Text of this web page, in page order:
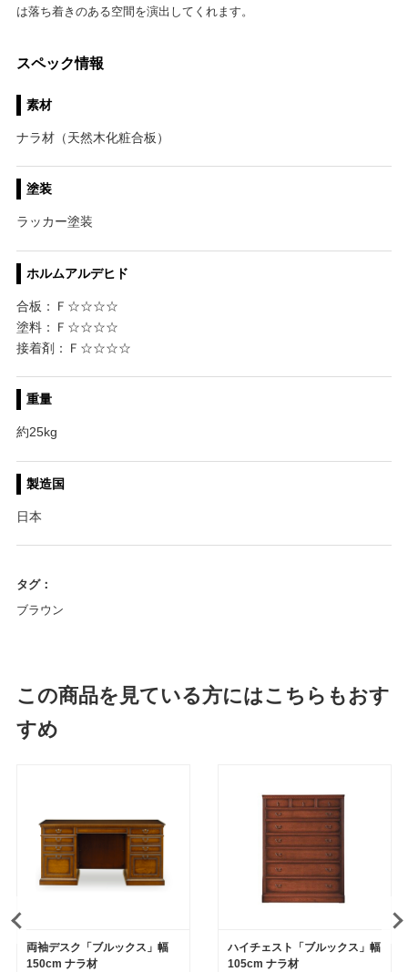
は落ち着きのある空間を演出してくれます。
スペック情報
素材
ナラ材（天然木化粧合板）
塗装
ラッカー塗装
ホルムアルデヒド
合板：Ｆ☆☆☆☆
塗料：Ｆ☆☆☆☆
接着剤：Ｆ☆☆☆☆
重量
約25kg
製造国
日本
タグ：
ブラウン
この商品を見ている方にはこちらもおす
すめ
両袖デスク「ブルックス」幅
150cm ナラ材
ハイチェスト「ブルックス」幅
105cm ナラ材